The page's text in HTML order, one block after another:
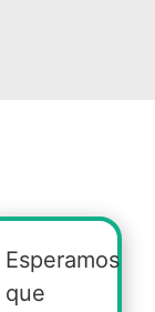
Esperamos
que